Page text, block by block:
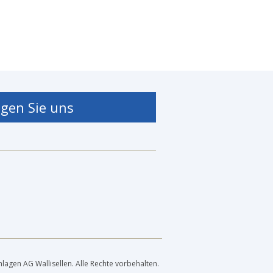
Sie uns
AG Wallisellen. Alle Rechte vorbehalten.